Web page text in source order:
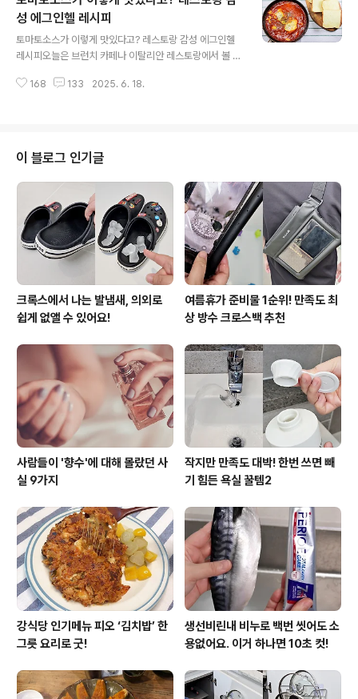
원한 얼음, 달콤한 연유 이 세가지 조합이면 끝나요 ㅎㅎ 우
유를 통째 그대로 냉동실에 넣어서 얼려주세요. 1시간 정도
만 얼리면 딱 먹기 좋은 상태가 돼요. 캔옥수수는 흐르는 물
에 헹군 다음 물기를 빼 주세요. 물에 헹구지 않고 조리하시
면 짠맛이 그대로 남아 빙수가 짭조름한 맛이 날 수 있어요.
성 에그인헬 레시피
토마토소스가 이렇게 맛있다고? 레스토랑 감성 에그인헬
레시피오늘은 브런치 카페나 이탈리안 레스토랑에서 볼 법
마토소스에 계란을 톡! 빵에 찍어서 먹으면 정말 맛있어요.
헬에서는 이 자체만으로도 맛있는 요리랍니다. 재료는 토
마토소스, 달걀, 양파, 베이컨, 다진마늘 준비했어요. 양파
랑 베이컨을 적당한 크기로 썰어주시고요. 팬에 다진마늘
1/2큰술 넣고 양파랑 베이컨 넣어서 같이 볶아주세요. 중약
불에서 볶다가 양파가 반쯤 익으면 토마토소스를 부어요.
토마토소스와 동일한 양의 물도..
168 133 2025. 6. 18.
이 블로그 인기글
크록스에서 나는 발냄새, 의외로
쉽게 없앨 수 있어요!
여름휴가 준비물 1순위! 만족도 최
상 방수 크로스백 추천
사람들이 '향수'에 대해 몰랐던 사
실 9가지
작지만 만족도 대박! 한번 쓰면 빼
기 힘든 욕실 꿀템2
강식당 인기메뉴 피오 ‘김치밥’ 한
그릇 요리로 굿!
생선비린내 비누로 백번 씻어도 소
용없어요. 이거 하나면 10초 컷!